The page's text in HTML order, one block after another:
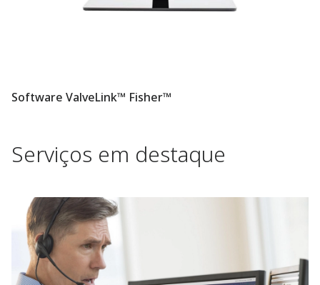
Software ValveLink™ Fisher™
Serviços em destaque